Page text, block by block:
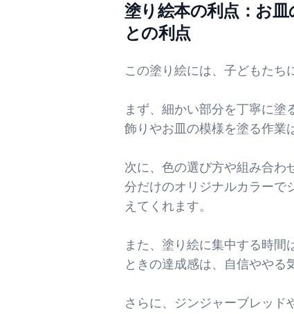
塗り絵本の利点：お
との利点
この塗り絵には、子どもたち
まず、細かい部分を丁寧に塗
飾りやお皿の模様を塗る作業
次に、色の選び方や組み合わ
分だけのオリジナルカラーで
えてくれます。
また、塗り絵に集中する時間
ときの達成感は、自信ややる
さらに、ジンジャーブレッド